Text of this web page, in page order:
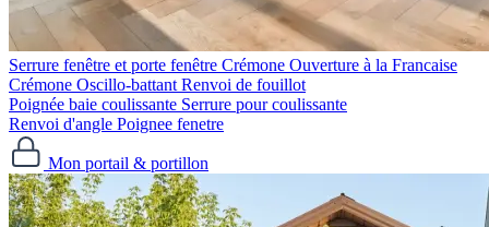
Serrure fenêtre et porte fenêtre Crémone Ouverture à la Francaise
Crémone Oscillo-battant Renvoi de fouillot
Poignée baie coulissante Serrure pour coulissante
Renvoi d'angle Poignee fenetre
Mon portail & portillon